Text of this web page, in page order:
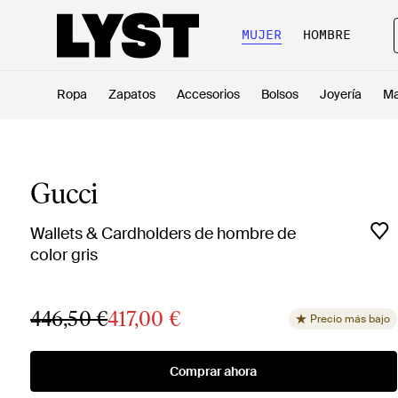
MUJER HOMBRE
Ropa Zapatos Accesorios Bolsos Joyería
Gucci
Wallets & Cardholders de hombre de
color gris
446,50 €417,00 € Precio más bajo
Comprar ahora